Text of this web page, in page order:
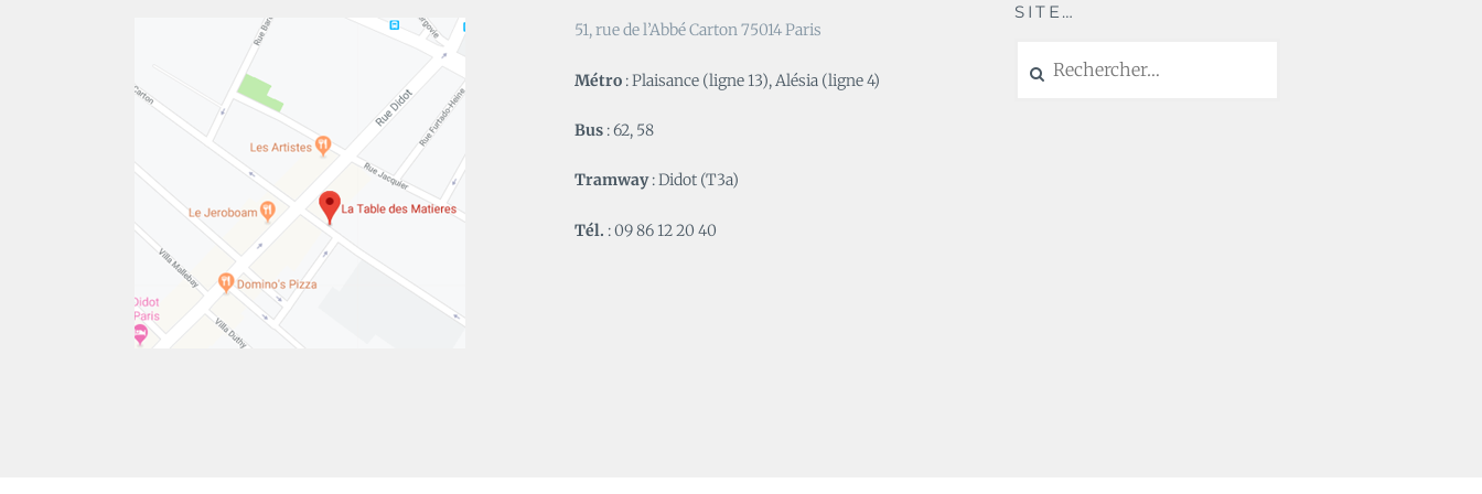
51, rue de l’Abbé Carton 75014 Paris
Métro : Plaisance (ligne 13), Alésia (ligne 4)
Bus : 62, 58
Tramway: Didot (T3a)
Tél. : 09 86 12 20 40
SITE…